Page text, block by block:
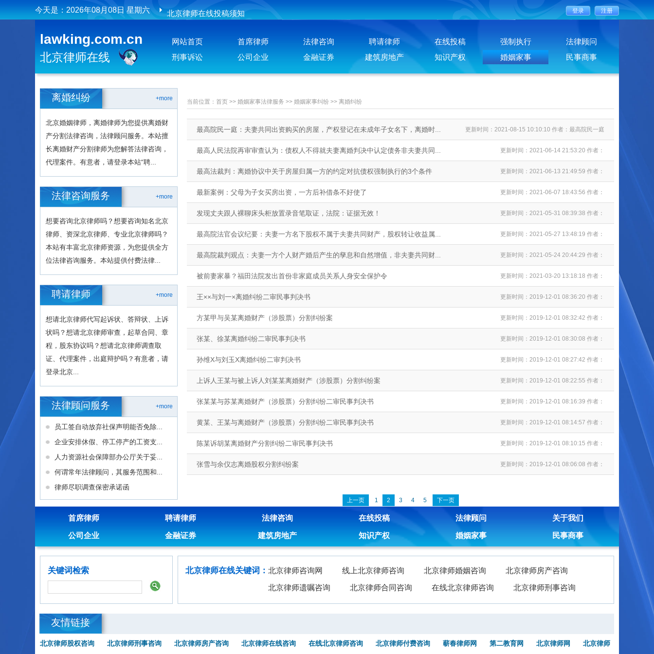
今天是： 2026年08月08日 星期六 北京律师在线投稿须知
lawking.com.cn
北京律师在线
网站首页 首席律师 法律咨询 聘请律师 在线投稿 强制执行
法律顾问
刑事诉讼
公司企业 金融证券 建筑房地产 知识产权 婚姻家事 民事商事
+more
离婚纠纷
北京婚姻律师，离婚律师为您提供离婚财
产分割法律咨询，法律顾问服务。本站擅
长离婚财产分割律师为您解答法律咨询，
代理案件。有意者，请登录本站“聘...
+more
法律咨询服务
想要咨询北京律师吗？想要咨询知名北京
律师、资深北京律师、专业北京律师吗？
本站有丰富北京律师资源，为您提供全方
位法律咨询服务。本站提供付费法律...
+more
聘请律师
想请北京律师代写起诉状、答辩状、上诉
状吗？想请北京律师审查，起草合同、章
程，股东协议吗？想请北京律师调查取
证、代理案件，出庭辩护吗？有意者，请
登录北京...
+more
法律顾问服务
员工签自动放弃社保声明能否免除...
企业安排休假、停工停产的工资支...
人力资源社会保障部办公厅关于妥...
何谓常年法律顾问，其服务范围和...
律师尽职调查保密承诺函
当前位置： 首页 >> 婚姻家事法律服务 >> 婚姻家事纠纷 >> 离婚纠纷
最高院民一庭：夫妻共同出资购买的房屋，产权登记在未成年子女名下，离婚时... 更新时间：2021-08-15 10:10:10 作者：最高院民一庭
最高人民法院再审审查认为：债权人不得就夫妻离婚判决中认定债务非夫妻共同... 更新时间：2021-06-14 21:53:20 作者：
最高法裁判：离婚协议中关于房屋归属一方的约定对抗债权强制执行的3个条件 更新时间：2021-06-13 21:49:59 作者：
最新案例：父母为子女买房出资，一方后补借条不好使了 更新时间：2021-06-07 18:43:56 作者：
发现丈夫跟人裸聊床头柜放置录音笔取证，法院：证据无效！ 更新时间：2021-05-31 08:39:38 作者：
最高院法官会议纪要：夫妻一方名下股权不属于夫妻共同财产，股权转让收益属... 更新时间：2021-05-27 13:48:19 作者：
最高院裁判观点：夫妻一方个人财产婚后产生的孳息和自然增值，非夫妻共同财... 更新时间：2021-05-24 20:44:29 作者：
被前妻家暴？福田法院发出首份非家庭成员关系人身安全保护令 更新时间：2021-03-20 13:18:18 作者：
王××与刘一×离婚纠纷二审民事判决书 更新时间：2019-12-01 08:36:20 作者：
方某甲与吴某离婚财产（涉股票）分割纠纷案 更新时间：2019-12-01 08:32:42 作者：
张某、徐某离婚纠纷二审民事判决书 更新时间：2019-12-01 08:30:08 作者：
孙维X与刘玉X离婚纠纷二审判决书 更新时间：2019-12-01 08:27:42 作者：
上诉人王某与被上诉人刘某某离婚财产（涉股票）分割纠纷案 更新时间：2019-12-01 08:22:55 作者：
张某某与苏某离婚财产（涉股票）分割纠纷二审民事判决书 更新时间：2019-12-01 08:16:39 作者：
黄某、王某与离婚财产（涉股票）分割纠纷二审民事判决书 更新时间：2019-12-01 08:14:57 作者：
陈某诉胡某离婚财产分割纠纷二审民事判决书 更新时间：2019-12-01 08:10:15 作者：
张雪与余仪志离婚股权分割纠纷案 更新时间：2019-12-01 08:06:08 作者：
上一页 1 2 3 4 5 下一页
首席律师 聘请律师 法律咨询 在线投稿 法律顾问 关于我们
公司企业 金融证券 建筑房地产 知识产权 婚姻家事 民事商事
关键词检索 北京律师在线关键词： 北京律师咨询网 线上北京律师咨询 北京律师婚姻咨询 北京律师房产咨询
北京律师遗嘱咨询 北京律师合同咨询 在线北京律师咨询 北京律师刑事咨询
友情链接
北京律师股权咨询 北京律师刑事咨询 北京律师房产咨询 北京律师在线咨询 在线北京律师咨询 北京律师付费咨询 蕲春律师网 第二教育网 北京律师网 北京律师